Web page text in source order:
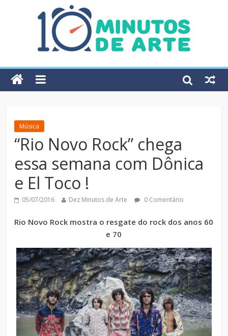
Música
“Rio Novo Rock” chega
essa semana com Dônica
e El Toco !
05/07/2016 Dez Minutos de Arte 0 Comentário
Rio Novo Rock mostra o resgate do rock dos anos 60
e 70